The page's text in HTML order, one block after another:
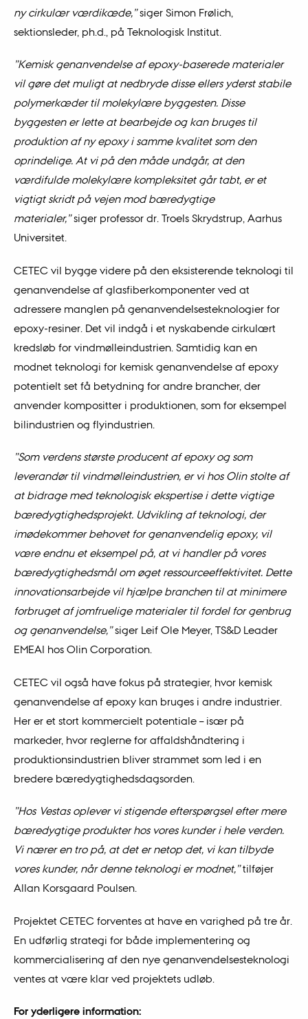
ny cirkulær værdikæde,”siger Simon Frølich,
sektionsleder, ph.d., på Teknologisk Institut.
”Kemisk genanvendelse af epoxy-baserede materialer
vil gøre det muligt at nedbryde disse ellers yderst stabile
polymerkæder til molekylære byggesten. Disse
byggesten er lette at bearbejde og kan bruges til
produktion af ny epoxy i samme kvalitet som den
oprindelige. At vi på den måde undgår, at den
værdifulde molekylære kompleksitet går tabt, er et
vigtigt skridt på vejen mod bæredygtige
materialer,”siger professor dr. Troels Skrydstrup, Aarhus
Universitet.
CETEC vil bygge videre på den eksisterende teknologi til
genanvendelse af glasfiberkomponenter ved at
adressere manglen på genanvendelsesteknologier for
epoxy-resiner. Det vil indgå i et nyskabende cirkulært
kredsløb for vindmølleindustrien. Samtidig kan en
modnet teknologi for kemisk genanvendelse af epoxy
potentielt set få betydning for andre brancher, der
anvender kompositter i produktionen, som for eksempel
bilindustrien og flyindustrien.
”Som verdens største producent af epoxy og som
leverandør til vindmølleindustrien, er vi hos Olin stolte af
at bidrage med teknologisk ekspertise i dette vigtige
bæredygtighedsprojekt. Udvikling af teknologi, der
imødekommer behovet for genanvendelig epoxy, vil
være endnu et eksempel på, at vi handler på vores
bæredygtighedsmål om øget ressourceeffektivitet. Dette
innovationsarbejde vil hjælpe branchen til at minimere
forbruget af jomfruelige materialer til fordel for genbrug
og genanvendelse,”siger Leif Ole Meyer, TS&D Leader
EMEAI hos Olin Corporation.
CETEC vil også have fokus på strategier, hvor kemisk
genanvendelse af epoxy kan bruges i andre industrier.
Her er et stort kommercielt potentiale – især på
markeder, hvor reglerne for affaldshåndtering i
produktionsindustrien bliver strammet som led i en
bredere bæredygtighedsdagsorden.
”Hos Vestas oplever vi stigende efterspørgsel efter mere
bæredygtige produkter hos vores kunder i hele verden.
Vi nærer en tro på, at det er netop det, vi kan tilbyde
vores kunder, når denne teknologi er modnet,”tilføjer
Allan Korsgaard Poulsen.
Projektet CETEC forventes at have en varighed på tre år.
En udførlig strategi for både implementering og
kommercialisering af den nye genanvendelsesteknologi
ventes at være klar ved projektets udløb.
For yderligere information: